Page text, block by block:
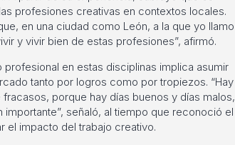
profesiones creativas en contextos locales.
en una ciudad como León, a la que yo llamo
y vivir bien de estas profesiones”, afirmó.
en estas disciplinas implica asumir
tanto por logros como por tropiezos. “Hay
porque hay días buenos y días malos,
señaló, al tiempo que reconoció el
el impacto del trabajo creativo.